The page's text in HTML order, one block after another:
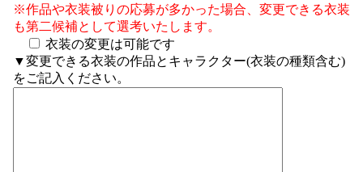
※作品や衣装被りの応募が多かった場合、変更できる衣装
も第二候補として選考いたします。
衣装の変更は可能です
▼変更できる衣装の作品とキャラクター(衣装の種類含む)
をご記入ください。